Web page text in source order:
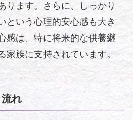
ります。さらに、しっかり
という心理的安心感も大き
感は、特に将来的な供養継
家族に支持されています。
れ